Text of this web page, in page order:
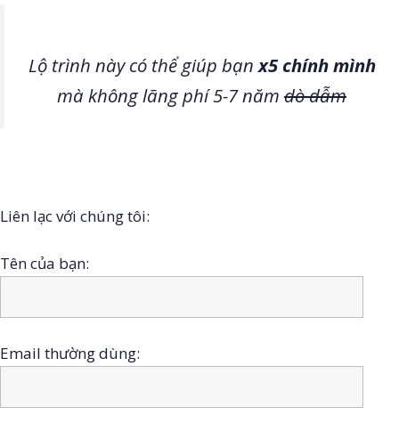
Lộ trình này có thể giúp bạn x5 chính mình
mà không lãng phí 5-7 năm dò dẫm
Liên lạc với chúng tôi:
Tên của bạn:
Email thường dùng: